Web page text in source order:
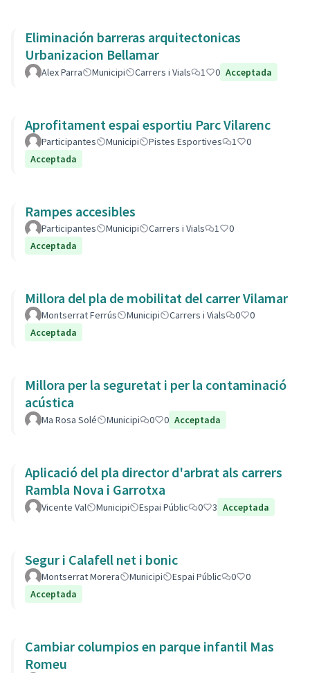
Eliminación barreras arquitectonicas
Urbanizacion Bellamar
Alex Parra Municipi Carrers i Vials 1 0 Acceptada
Aprofitament espai esportiu Parc Vilarenc
Participantes Municipi Pistes Esportives 1
0
Acceptada
Rampes accesibles
Participantes Municipi Carrers i Vials 1
0
Acceptada
Millora del pla de mobilitat del carrer Vilamar
Montserrat Ferrús Municipi Carrers i Vials 0
0
Acceptada
Millora per la seguretat i per la contaminació
acústica
Ma Rosa Solé Municipi 0 0 Acceptada
Aplicació del pla director d'arbrat als carrers
Rambla Nova i Garrotxa
Vicente Val Municipi Espai Públic 0 3 Acceptada
Segur i Calafell net i bonic
Montserrat Morera Municipi Espai Públic 0
0
Acceptada
Cambiar columpios en parque infantil Mas
Romeu